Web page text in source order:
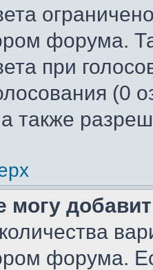
форума.
при
(0
также
могу
форума.